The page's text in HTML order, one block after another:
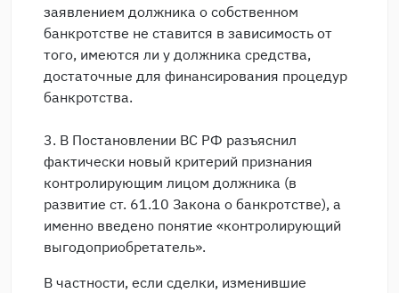
заявлением должника о собственном
банкротстве не ставится в зависимость от
того, имеются ли у должника средства,
достаточные для финансирования процедур
банкротства.
3. В Постановлении ВС РФ разъяснил
фактически новый критерий признания
контролирующим лицом должника (в
развитие ст. 61.10 Закона о банкротстве), а
именно введено понятие «контролирующий
выгодоприобретатель».
В частности, если сделки, изменившие